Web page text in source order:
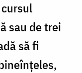
sau de trei
să fi